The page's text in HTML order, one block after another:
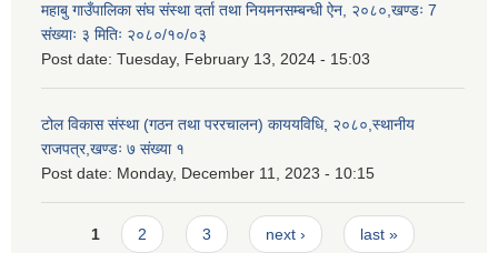
महाबु गाउँपालिका संघ संस्था दर्ता तथा नियमनसम्बन्धी ऐन, २०८०,खण्डः 7
संख्याः ३ मितिः २०८०/१०/०३
Post date: Tuesday, February 13, 2024 - 15:03
टोल विकास संस्था (गठन तथा पररचालन) काययविधि, २०८०,स्थानीय
राजपत्र,खण्डः ७ संख्या १
Post date: Monday, December 11, 2023 - 10:15
Pages
1 2 3 next › last »